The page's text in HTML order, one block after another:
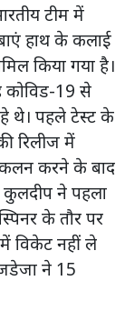
टीम में
हाथ के कलाई
किया गया है।
कोविड-19 से
थे। पहले टेस्ट के
रिलीज में
करने के बाद
कुलदीप ने पहला
के तौर पर
विकेट नहीं ले
ने 15